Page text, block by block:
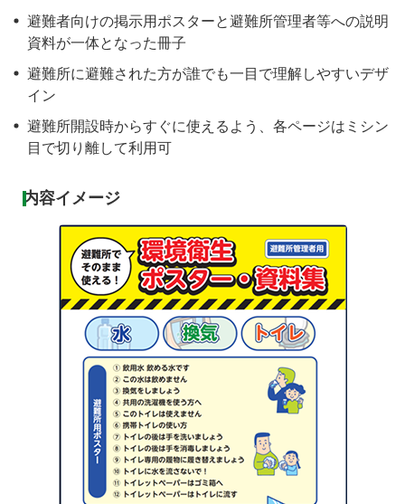
避難者向けの掲示用ポスターと避難所管理者等への説明
資料が一体となった冊子
避難所に避難された方が誰でも一目で理解しやすいデザ
イン
避難所開設時からすぐに使えるよう、各ページはミシン
目で切り離して利用可
内容イメージ